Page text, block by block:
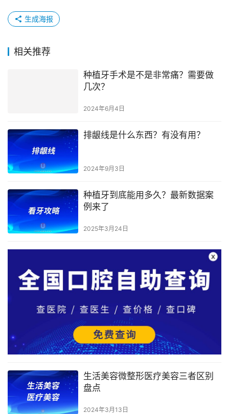
生成海报
相关推荐
种植牙手术是不是非常痛？需要做
几次？
2024年6月4日
排龈线是什么东西？有没有用？
2024年9月3日
种植牙到底能用多久？最新数据案
例来了
2025年3月24日
生活美容微整形医疗美容三者区别
盘点
2024年3月13日